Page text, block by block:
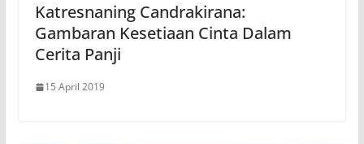
Katresnaning Candrakirana:
Gambaran Kesetiaan Cinta Dalam
Cerita Panji
15 April 2019